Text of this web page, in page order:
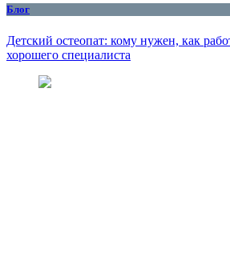
Блог
Детский остеопат: кому нужен, как
хорошего специалиста